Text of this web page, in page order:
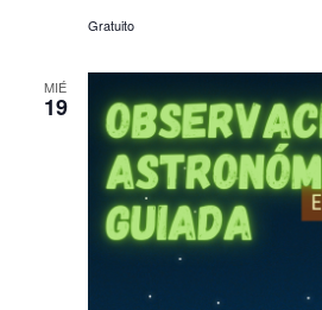
Gratuito
MIÉ
19